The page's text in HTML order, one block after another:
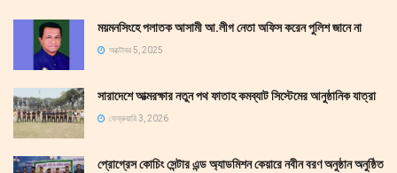
ময়মনসিংহে পলাতক আসামী আ.লীগ নেতা অফিস করেন পুলিশ জানে না
অক্টোবর 5, 2025
সারাদেশে আত্মরক্ষার নতুন পথ ফাতাহ কমব্যাট সিস্টেমের আনুষ্ঠানিক যাত্রা
ফেব্রুয়ারি 3, 2026
প্রোগ্রেস কোচিং সেন্টার এন্ড অ্যাডমিশন কেয়ারে নবীন বরণ অনুষ্ঠান অনুষ্ঠিত